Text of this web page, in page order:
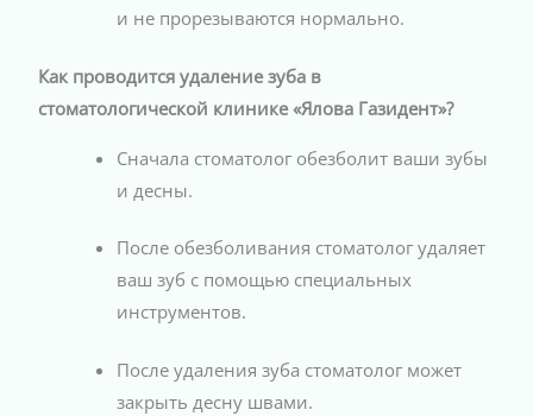
и не прорезываются нормально.
Как проводится удаление зуба в
стоматологической клинике «Ялова Газидент»?
Сначала стоматолог обезболит ваши зубы
и десны.
После обезболивания стоматолог удаляет
ваш зуб с помощью специальных
инструментов.
После удаления зуба стоматолог может
закрыть десну швами.